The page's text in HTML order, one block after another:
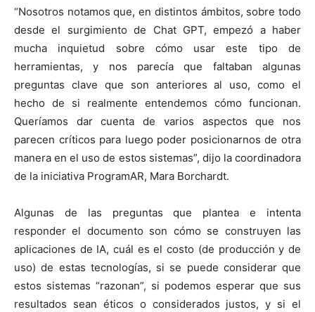
“Nosotros notamos que, en distintos ámbitos, sobre todo
desde el surgimiento de Chat GPT, empezó a haber
mucha inquietud sobre cómo usar este tipo de
herramientas, y nos parecía que faltaban algunas
preguntas clave que son anteriores al uso, como el
hecho de si realmente entendemos cómo funcionan.
Queríamos dar cuenta de varios aspectos que nos
parecen críticos para luego poder posicionarnos de otra
manera en el uso de estos sistemas”, dijo la coordinadora
de la iniciativa ProgramAR, Mara Borchardt.
Algunas de las preguntas que plantea e intenta
responder el documento son cómo se construyen las
aplicaciones de IA, cuál es el costo (de producción y de
uso) de estas tecnologías, si se puede considerar que
estos sistemas “razonan”, si podemos esperar que sus
resultados sean éticos o considerados justos, y si el